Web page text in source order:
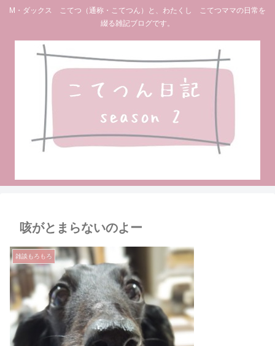
M・ダックス こてつ（通称・こてつん）と、わたくし こてつママの日常を
綴る雑記ブログです。
咳がとまらないのよー
雑談もろもろ